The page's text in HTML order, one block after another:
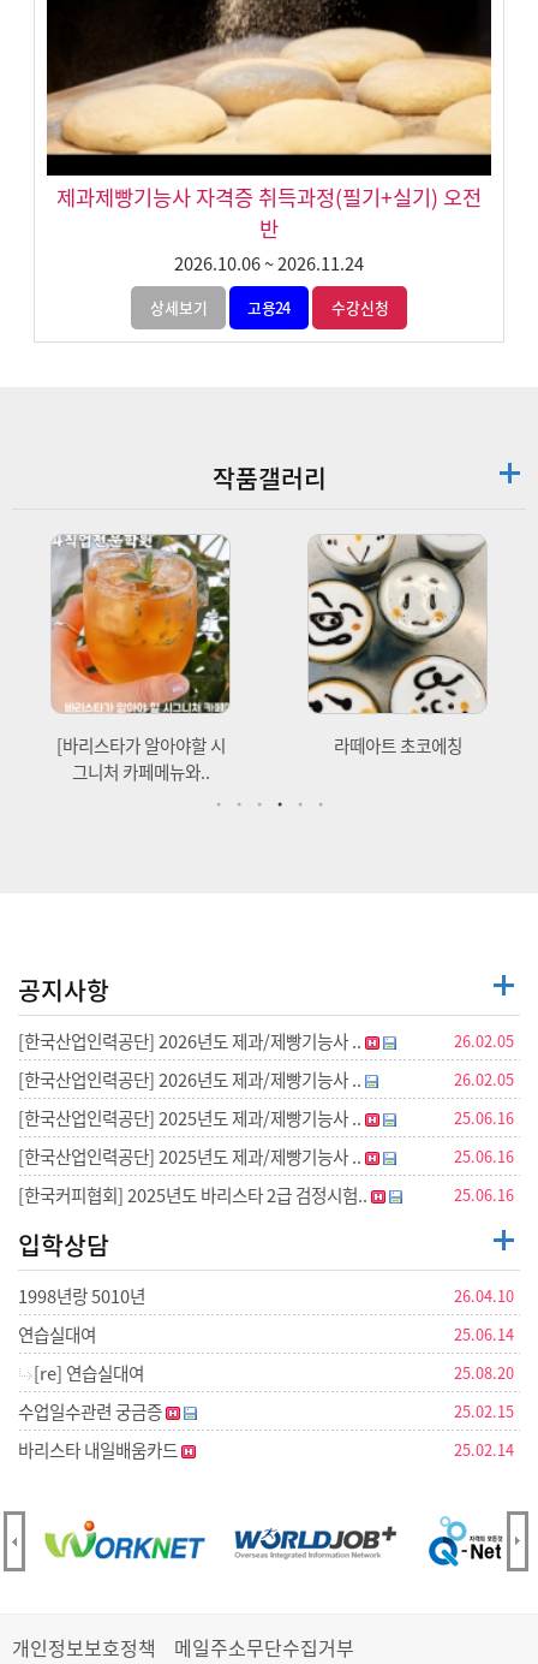
제과제빵기능사 자격증 취득과정(필기+실기) 오전
반
2026.10.06~2026.11.24
상세보기 고용24 수강신청
작품갤러리
[바리스타가 알아야할 시
그니처 카페메뉴와..
라떼아트 초코에칭
공지사항
[한국산업인력공단] 2026년도 제과/제빵기능사 .. 26.02.05
[한국산업인력공단] 2026년도 제과/제빵기능사 .. 26.02.05
[한국산업인력공단] 2025년도 제과/제빵기능사 .. 25.06.16
[한국산업인력공단] 2025년도 제과/제빵기능사 .. 25.06.16
[한국커피협회] 2025년도 바리스타 2급 검정시험.. 25.06.16
입학상담
1998년랑 5010년 26.04.10
연습실대여 25.06.14
[re] 연습실대여 25.08.20
수업일수관련 궁금증 25.02.15
바리스타 내일배움카드 25.02.14
개인정보보호정책 메일주소무단수집거부